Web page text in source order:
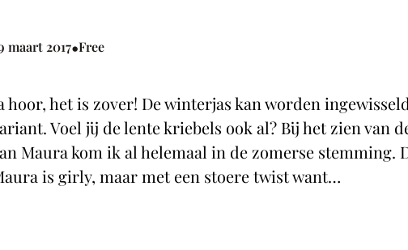
maart 2017•Free
hoor, het is zover! De winterjas kan worden
Voel jij de lente kriebels ook al? Bij het zien van
Maura kom ik al helemaal in de zomerse stemming.
is girly, maar met een stoere twist want…